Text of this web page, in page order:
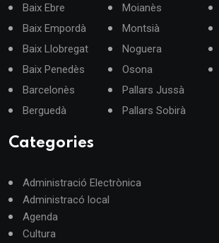
Baix Ebre
Baix Empordà
Baix Llobregat
Baix Penedès
Barcelonès
Berguedà
Moianès
Montsià
Noguera
Osona
Pallars Jussà
Pallars Sobirà
Categories
Administració Electrònica
Administracó local
Agenda
Cultura